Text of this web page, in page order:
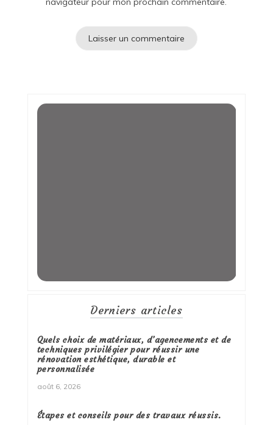
Derniers articles
Quels choix de matériaux, d’agencements et de
techniques privilégier pour réussir une
rénovation esthétique, durable et
personnalisée
août 6, 2026
Étapes et conseils pour des travaux réussis.